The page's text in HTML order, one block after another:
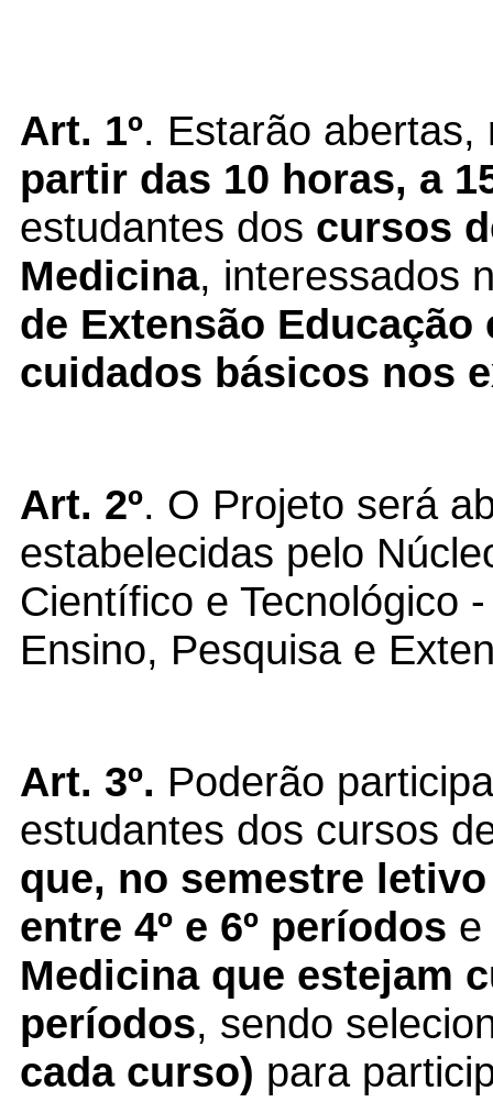
Art. 1º. Estarão abertas,
partir das 10 horas, a
estudantes dos cursos
Medicina, interessados
de Extensão Educação
cuidados básicos nos
Art. 2º. O Projeto será
estabelecidas pelo
Científico e Tecnológico
Ensino, Pesquisa e
Art. 3º. Poderão
estudantes dos cursos
que, no semestre
entre 4º e 6º períodos e
Medicina que estejam
períodos, sendo
cada curso) para